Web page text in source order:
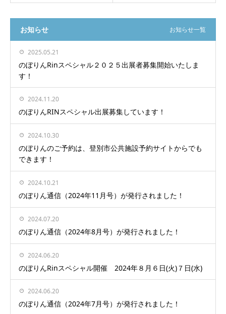
お知らせ お知らせ一覧
2025.05.21
のぼりんRinスペシャル２０２５出展者募集開始いたしま
す！
2024.11.20
のぼりんRINスペシャル出展募集しています！
2024.10.30
のぼりんのご予約は、登別市公共施設予約サイトからでも
できます！
2024.10.21
のぼりん通信（2024年11月号）が発行されました！
2024.07.20
のぼりん通信（2024年8月号）が発行されました！
2024.06.20
のぼりんRinスペシャル開催 2024年８月６日(火)７日(水)
2024.06.20
のぼりん通信（2024年7月号）が発行されました！